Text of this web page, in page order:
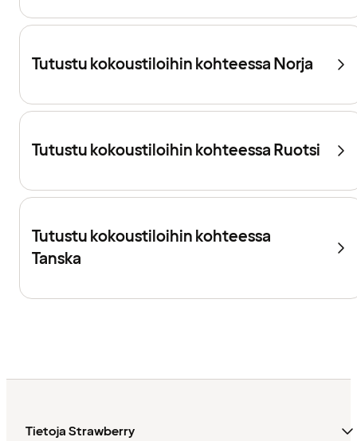
Tutustu kokoustiloihin kohteessa Norja
Tutustu kokoustiloihin kohteessa Ruotsi
Tutustu kokoustiloihin kohteessa
Tanska
Tietoja Strawberry